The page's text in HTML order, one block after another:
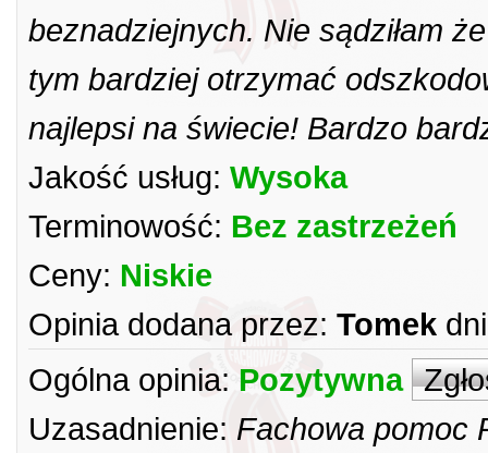
beznadziejnych. Nie sądziłam
tym bardziej otrzymać
najlepsi na świecie! Bardzo
Jakość usług: Wysoka
Terminowość: Bez zastrzeżeń
Ceny: Niskie
Opinia dodana przez: Tomek
Ogólna opinia: Pozytywna
Uzasadnienie: Fachowa pomoc